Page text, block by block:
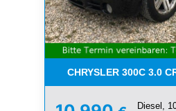
CHRYSLER 300C 3.0
Diesel,